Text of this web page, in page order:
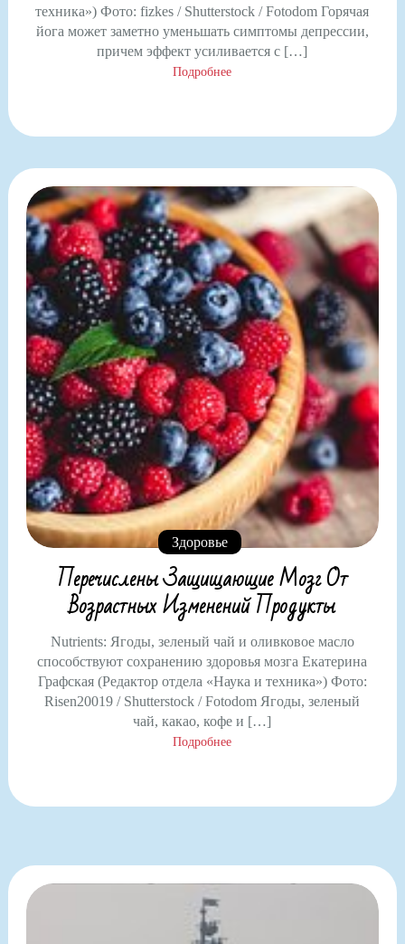
техника») Фото: fizkes / Shutterstock / Fotodom Горячая
йога может заметно уменьшать симптомы депрессии,
причем эффект усиливается с […]
Подробнее
Здоровье
Перечислены Защищающие Мозг От
Возрастных Изменений Продукты
Nutrients: Ягоды, зеленый чай и оливковое масло
способствуют сохранению здоровья мозга Екатерина
Графская (Редактор отдела «Наука и техника») Фото:
Risen20019 / Shutterstock / Fotodom Ягоды, зеленый
чай, какао, кофе и […]
Подробнее